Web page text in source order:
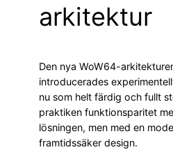
arkitektur
Den nya WoW64-
introducerades
nu som helt färdig och fullt
praktiken funktionsparitet
lösningen, men med en
framtidssäker design.